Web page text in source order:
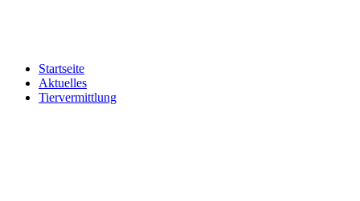
Startseite
Aktuelles
Tiervermittlung